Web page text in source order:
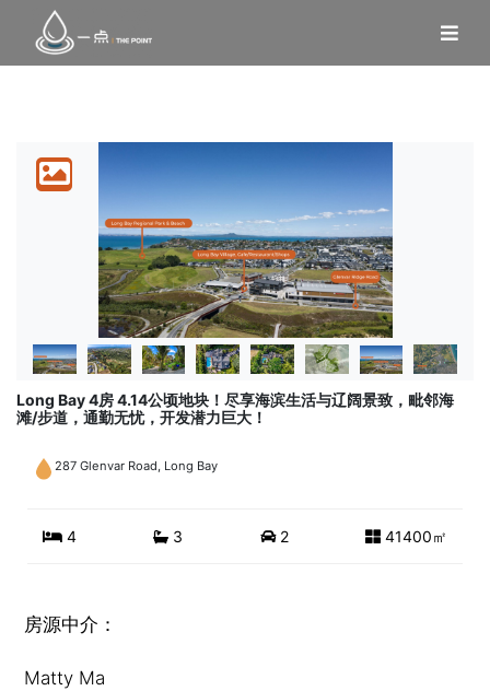
Long Bay 4房 4.14公顷地块！尽享海滨生活与辽阔景致，毗邻海
滩/步道，通勤无忧，开发潜力巨大！
287 Glenvar Road, Long Bay
4 3 2 41400㎡
房源中介：
Matty Ma